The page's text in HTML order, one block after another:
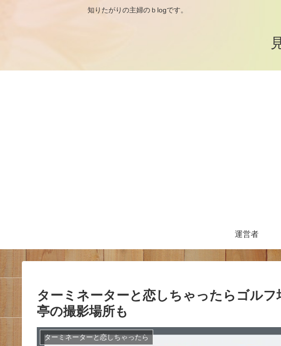
知りたがりの主婦のｂlogです。
運営者
ターミネーターと恋しちゃったらゴル
亭の撮影場所も
ターミネーターと恋しちゃったら